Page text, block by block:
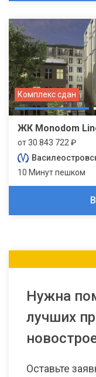
Комплекс сдан
ЖК Monodom
от 30 843 722 ₽
10 Минут пешком
Нужна
лучших
Оставьте